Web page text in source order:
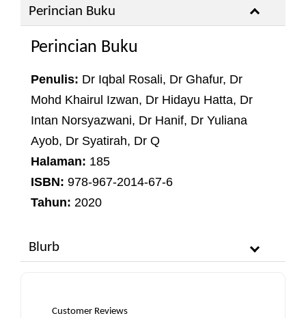
Perincian Buku
Perincian Buku
Penulis: Dr Iqbal Rosali, Dr Ghafur, Dr
Mohd Khairul Izwan, Dr Hidayu Hatta, Dr
Intan Norsyazwani, Dr Hanif, Dr Yuliana
Ayob, Dr Syatirah, Dr Q
Halaman: 185
ISBN: 978-967-2014-67-6
Tahun: 2020
Blurb
Customer Reviews